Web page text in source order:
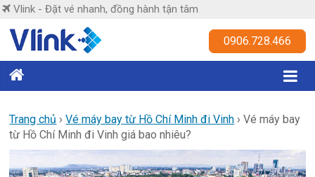
Skip
content
Vlink - Đặt vé nhanh, đồng hành tận tâm
Vlink
nhanh,
đồng
hành
tận
0906.728.466
Trang chủ ›Vé máy bay từ Hồ Chí Minh đi Vinh ›Vé máy bay
từ Hồ Chí Minh đi Vinh giá bao nhiêu?